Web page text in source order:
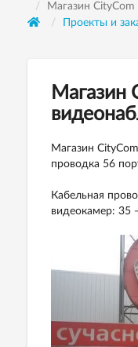
Магазин
Проекты и
Магазин
Магазин
проводка 56
Кабельная
видеокамер: 35